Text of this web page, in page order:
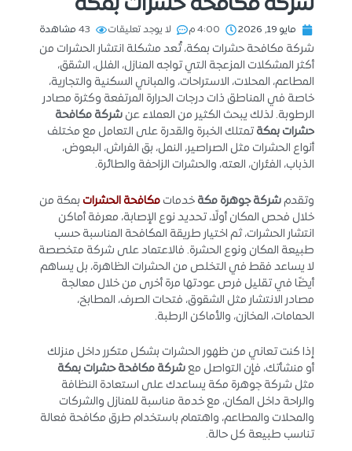
مايو 19, 2026 4:00 م لا يوجد تعليقات 43 مشاهدة
شركة مكافحة حشرات بمكة، تُعد مشكلة انتشار الحشرات من
أكثر المشكلات المزعجة التي تواجه المنازل، الفلل، الشقق،
المطاعم، المحلات، الاستراحات، والمباني السكنية والتجارية،
خاصة في المناطق ذات درجات الحرارة المرتفعة وكثرة مصادر
الرطوبة. لذلك يبحث الكثير من العملاء عن شركة مكافحة
حشرات بمكة تمتلك الخبرة والقدرة على التعامل مع مختلف
أنواع الحشرات مثل الصراصير، النمل، بق الفراش، البعوض،
الذباب، الفئران، العته، والحشرات الزاحفة والطائرة.
وتقدمشركة جوهرة مكة خدمات مكافحة الحشرات بمكة من
خلال فحص المكان أولًا، تحديد نوع الإصابة، معرفة أماكن
انتشار الحشرات، ثم اختيار طريقة المكافحة المناسبة حسب
طبيعة المكان ونوع الحشرة. فالاعتماد على شركة متخصصة
لا يساعد فقط في التخلص من الحشرات الظاهرة، بل يساهم
أيضًا في تقليل فرص عودتها مرة أخرى من خلال معالجة
مصادر الانتشار مثل الشقوق، فتحات الصرف، المطابخ،
الحمامات، المخازن، والأماكن الرطبة.
إذا كنت تعاني من ظهور الحشرات بشكل متكرر داخل منزلك
أو منشأتك، فإن التواصل مع شركة مكافحة حشرات بمكة
مثل شركة جوهرة مكة يساعدك على استعادة النظافة
والراحة داخل المكان، مع خدمة مناسبة للمنازل والشركات
والمحلات والمطاعم، واهتمام باستخدام طرق مكافحة فعالة
تناسب طبيعة كل حالة.